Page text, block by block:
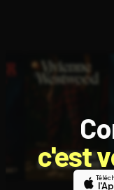
c'est